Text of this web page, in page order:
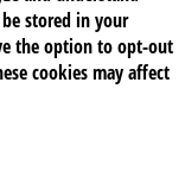
stored in your
the option to opt-out
cookies may affect